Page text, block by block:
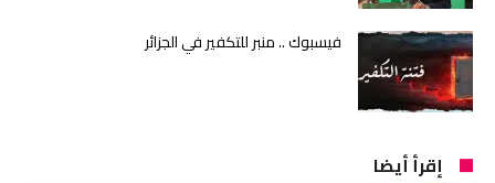
فيسبوك .. منبر للتكفير في الجزائر
إقرأ أيضا